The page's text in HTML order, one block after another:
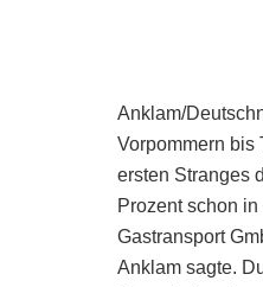
Anklam/
Vorpommern bis
ersten Stranges
Prozent schon
Gastransport
Anklam sagte.